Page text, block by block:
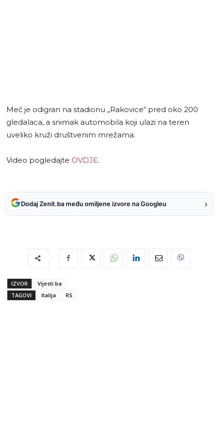
Meč je odigran na stadionu „Rakovice“ pred oko 200
gledalaca, a snimak automobila koji ulazi na teren
uveliko kruži društvenim mrežama.
Video pogledajte OVDJE.
Dodaj Zenit.ba među omiljene izvore na Googleu ›
IZVOR
Vijesti.ba
TAGOVI
Italija RS